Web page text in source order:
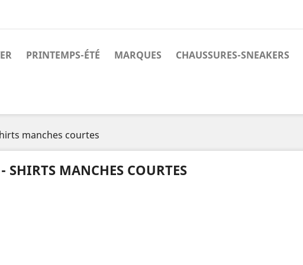
PRINTEMPS-ÉTÉ MARQUES CHAUSSURES-SNEAKERS
manches courtes
SHIRTS MANCHES COURTES